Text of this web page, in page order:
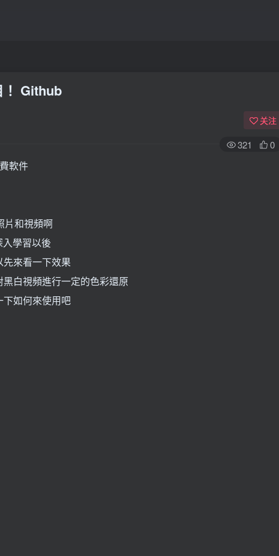
！ Github
关注
321 0
軟件
片和視頻啊
學習以後
來看一下效果
白視頻進行一定的色彩還原
如何來使用吧